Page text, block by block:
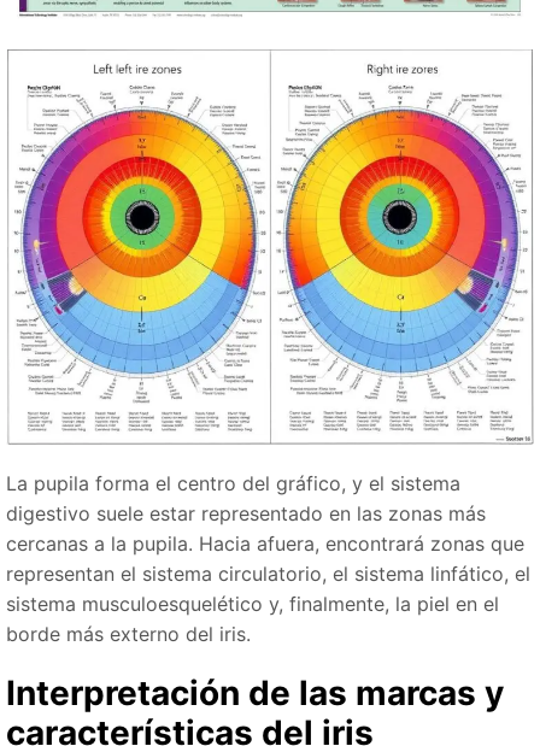
La pupila forma el centro del gráfico, y el sistema
digestivo suele estar representado en las zonas más
cercanas a la pupila. Hacia afuera, encontrará zonas que
representan el sistema circulatorio, el sistema linfático, el
sistema musculoesquelético y, finalmente, la piel en el
borde más externo del iris.
Interpretación de las marcas y
características del iris